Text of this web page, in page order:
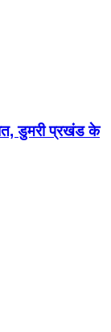
डुमरी प्रखंड के